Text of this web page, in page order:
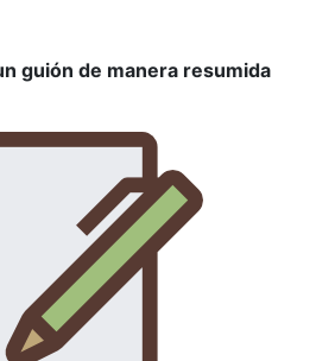
guión de manera resumida